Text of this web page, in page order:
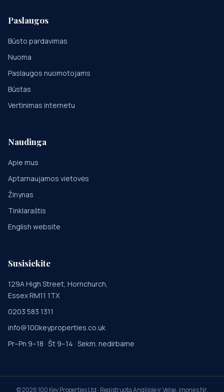
Paslaugos
Būsto pardavimas
Nuoma
Paslaugos nuomotojams
Būstas
Vertinimas internetu
Naudinga
Apie mus
Aptarnaujamos vietovės
Žinynas
Tinklaraštis
English website
Susisiekite
129A High Street, Hornchurch,
Essex RM11 1TX
0203 583 1311
info@100keyproperties.co.uk
Pr–Pn 9–18 · Št 9–14 · Sekm. nedirbame
©2026100 Key Properties Ltd · Registruota Anglijoje ir Velse, įmonės Nr.